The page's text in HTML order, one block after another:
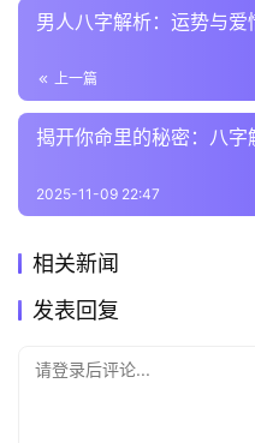
男人八字解析：运势与爱
上一篇
揭开你命里的秘密：八字
2025-11-09 22:47
相关新闻
发表回复
请登录后评论...